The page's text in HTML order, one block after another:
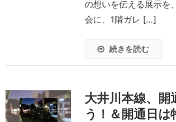
の想いを伝える展示を
会に、1階ガレ […]
続きを読む
大井川本線、開
う！＆開通日は